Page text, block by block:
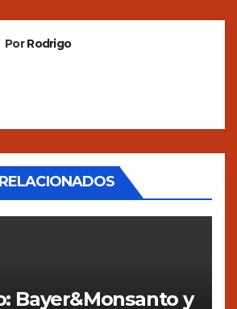
PorRodrigo
Bayer&Monsanto y